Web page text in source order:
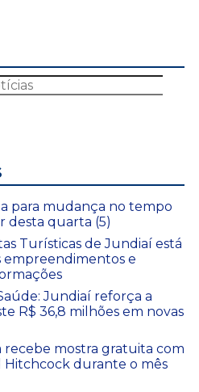
para mudança no tempo
desta quarta (5)
Turísticas de Jundiaí está
empreendimentos e
Jundiaí reforça a
R$ 36,8 milhões em novas
recebe mostra gratuita com
Hitchcock durante o mês